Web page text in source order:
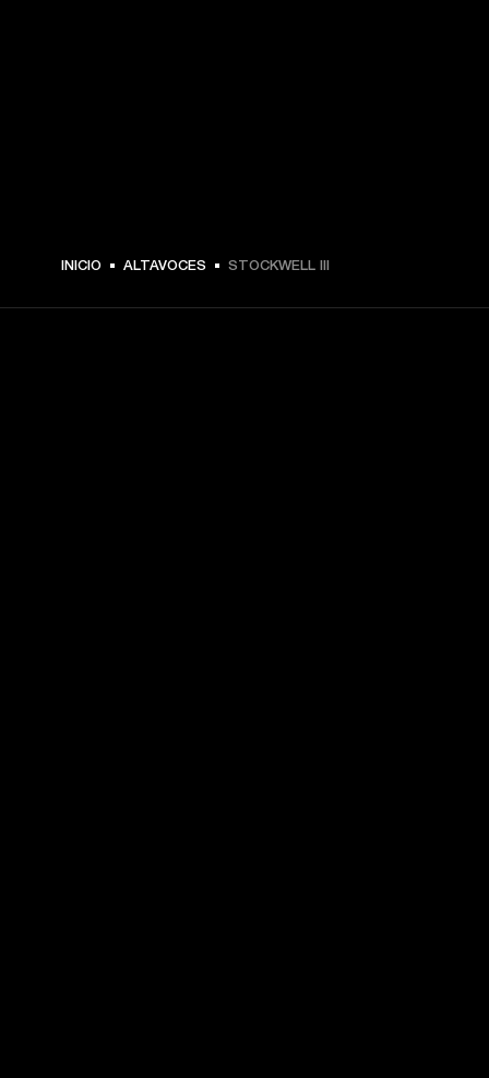
$ 249.99 -
INICIO ALTAVOCES STOCKWELL III